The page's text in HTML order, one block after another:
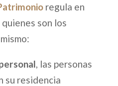
regula en
son los
, las personas
su residencia